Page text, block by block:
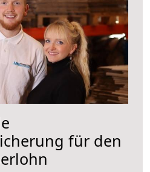
für den